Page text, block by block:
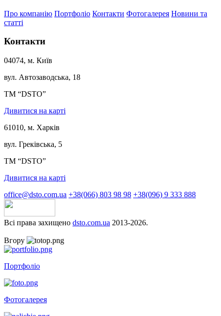
Про компанію Портфоліо Контакти Фотогалерея Новини та
статті
Контакти
04074, м. Київ
вул. Автозаводська, 18
ТМ “DSTO”
Дивитися на карті
61010, м. Харків
вул. Греківська, 5
ТМ “DSTO”
Дивитися на карті
office@dsto.com.ua +38(066) 803 98 98 +38(096) 9 333 888
Всі права захищено dsto.com.ua 2013-2026.
Вгору
Портфоліо
Фотогалерея